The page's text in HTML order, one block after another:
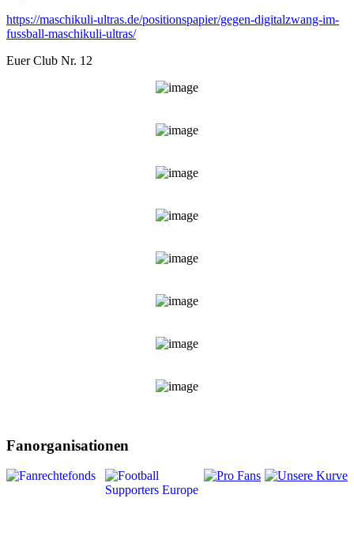
https://maschikuli-ultras.de/positionspapier/gegen-digitalzwang-im-
fussball-maschikuli-ultras/
Euer Club Nr. 12
Fanorganisationen